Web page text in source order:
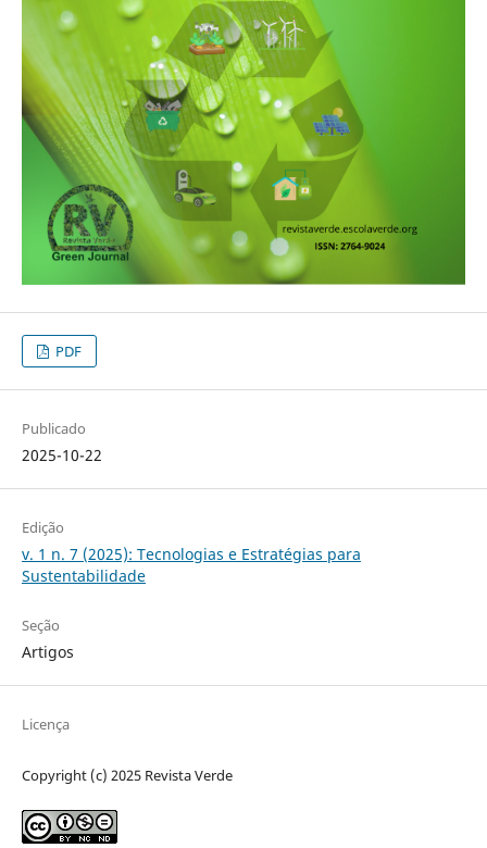
PDF
Publicado
2025-10-22
Edição
v. 1 n. 7 (2025): Tecnologias e Estratégias para
Sustentabilidade
Seção
Artigos
Licença
Copyright (c) 2025 Revista Verde